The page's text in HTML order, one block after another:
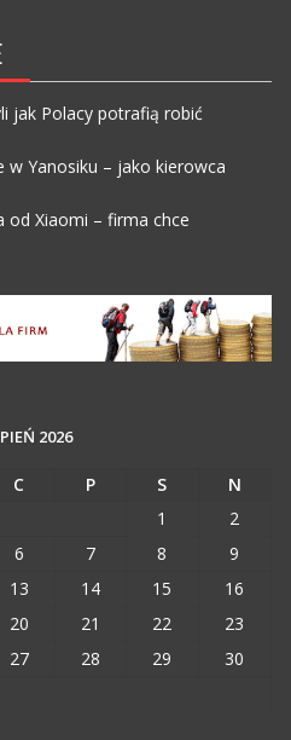
jak Polacy potrafią robić
w Yanosiku – jako kierowca
od Xiaomi – firma chce
2026
C P S
N
1
2
6 7 8
9
13 14 15
16
20 21 22
23
27 28 29
30